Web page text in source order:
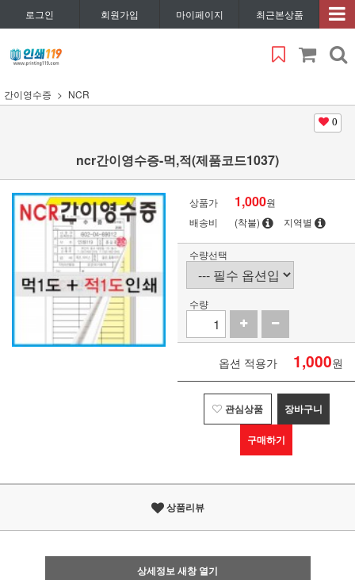
로그인 회원가입 마이페이지 최근본상품
간이영수증 NCR
0
ncr간이영수증-먹,적(제품코드1037)
상품가 1,000원
배송비
(착불) 지역별
수량선택
수량
옵션 적용가 1,000원
관심상품 장바구니
구매하기
상품리뷰
상세정보 새창 열기